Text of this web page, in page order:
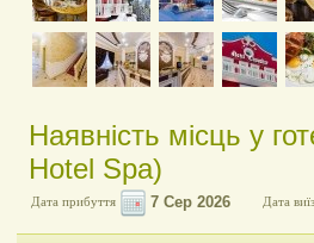
Наявність місць у
Hotel Spa)
Дата прибуття Дата